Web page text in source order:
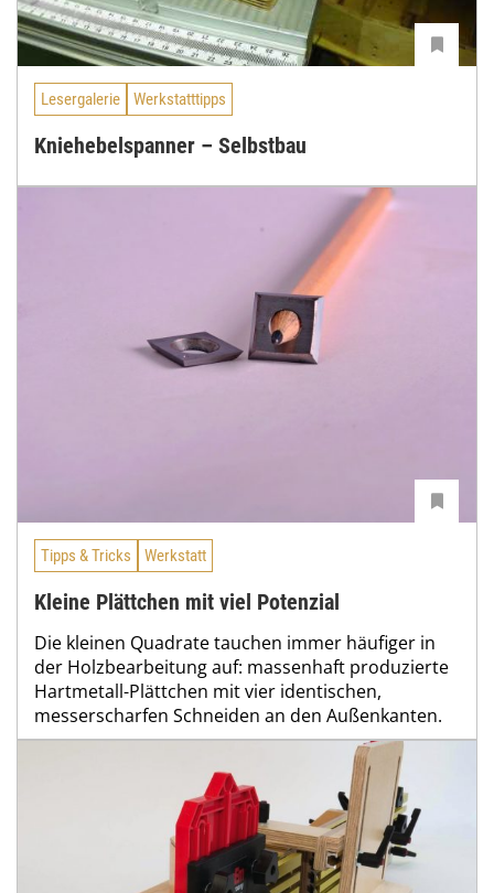
Lesergalerie Werkstatttipps
Kniehebelspanner – Selbstbau
Tipps & Tricks Werkstatt
Kleine Plättchen mit viel Potenzial
Die kleinen Quadrate tauchen immer häufiger in
der Holzbearbeitung auf: massenhaft produzierte
Hartmetall-Plättchen mit vier identischen,
messerscharfen Schneiden an den Außenkanten.